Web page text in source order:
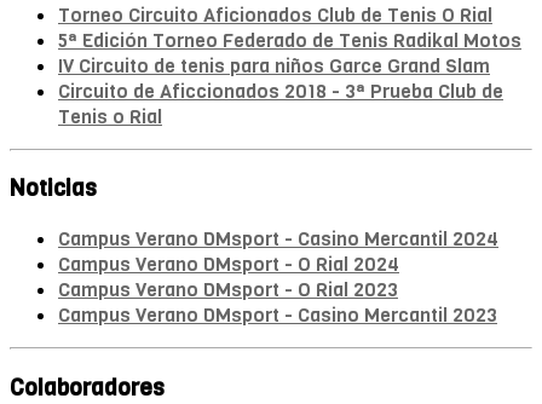
Torneo Circuito Aficionados Club de Tenis O Rial
5ª Edición Torneo Federado de Tenis Radikal Motos
IV Circuito de tenis para niños Garce Grand Slam
Circuito de Aficcionados 2018 - 3ª Prueba Club de
Tenis o Rial
Noticias
Campus Verano DMsport - Casino Mercantil 2024
Campus Verano DMsport - O Rial 2024
Campus Verano DMsport - O Rial 2023
Campus Verano DMsport - Casino Mercantil 2023
Colaboradores